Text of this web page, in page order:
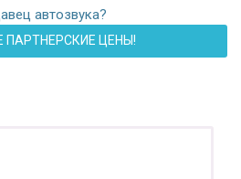
автозвука?
ПАРТНЕРСКИЕ ЦЕНЫ!